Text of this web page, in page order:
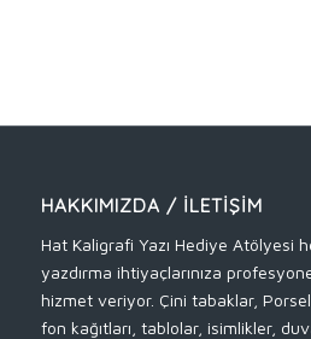
HAKKIMIZDA / İLETIŞIM
Hat Kaligrafi Yazı Hediye Atölyesi
yazdırma ihtiyaçlarınıza
hizmet veriyor. Çini tabaklar,
fon kağıtları, tablolar, isimlikler,